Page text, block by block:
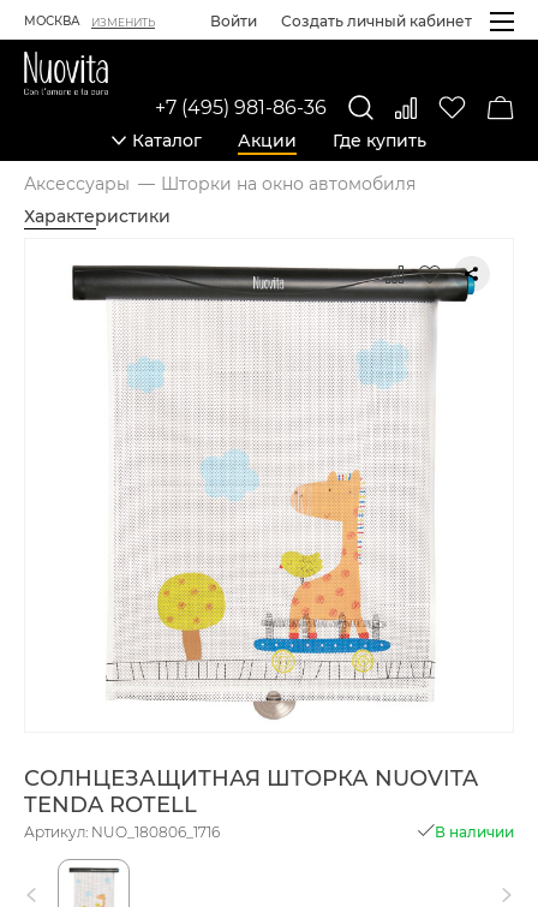
МОСКВА ИЗМЕНИТЬ Войти Создать личный кабинет
Каталог Акции Где купить
+7 (495) 981-86-36
Аксессуары
Шторки на окно автомобиля
Характеристики
Карточка товара
СОЛНЦЕЗАЩИТНАЯ ШТОРКА NUOVITA
TENDA ROTELL
Артикул: NUO_180806_1716 В наличии